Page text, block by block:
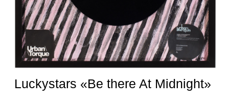
Koala «Imagine»
2 x 50/50cm
Double 12" Vinyl,
Mixed Media